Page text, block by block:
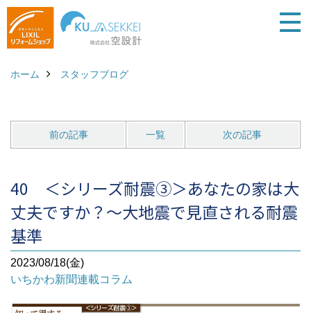
ホーム スタッフブログ
前の記事 一覧 次の記事
40 ＜シリーズ耐震③＞あなたの家は大
丈夫ですか？～大地震で見直される耐震
基準
2023/08/18(金)
いちかわ新聞連載コラム